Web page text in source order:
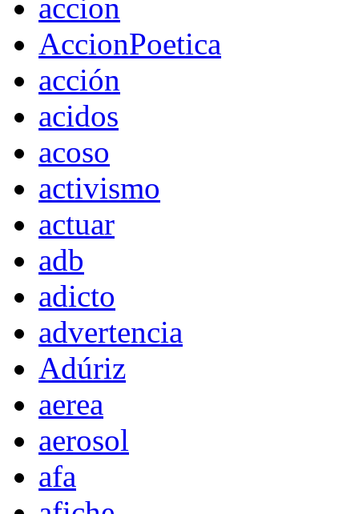
accion
AccionPoetica
acción
acidos
acoso
activismo
actuar
adb
adicto
advertencia
Adúriz
aerea
aerosol
afa